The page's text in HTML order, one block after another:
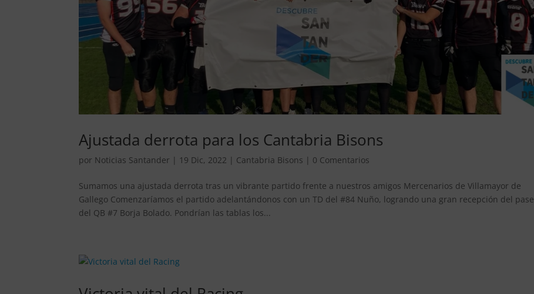
Ajustada derrota para los Cantabria Bisons
por Noticias Santander | 19 Dic, 2022 | Cantabria Bisons | 0 Comentarios
Sumamos una ajustada derrota tras un vibrante partido frente a nuestros amigos Mercenarios de Villamayor de
Gallego Comenzaríamos el partido adelantándonos con un TD del #84 Nuño, logrando una gran recepción del pase
del QB #7 Borja Bolado. Pondrían las tablas los...